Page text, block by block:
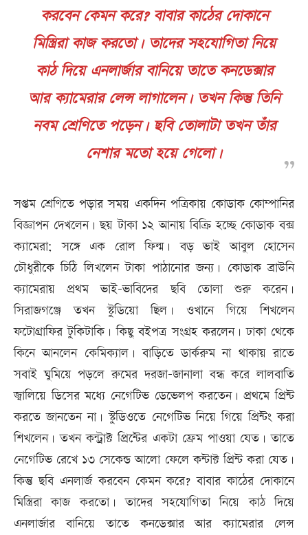
করবেন কেমন করে? বাবার কাঠের দোকানে
মিস্ত্রিরা কাজ করতো। তাদের সহযোগিতা নিয়ে
কাঠ দিয়ে এনলার্জার বানিয়ে তাতে কনডেক্সার
আর ক্যামেরার লেন্স লাগালেন। তখন কিন্তু তিনি
নবম শ্রেণিতে পড়েন। ছবি তোলাটা তখন তাঁর
নেশার মতো হয়ে গেলো।
সপ্তম শ্রেণিতে পড়ার সময় একদিন পত্রিকায় কোডাক কোম্পানির
বিজ্ঞাপন দেখলেন। ছয় টাকা ১২ আনায় বিক্রি হচ্ছে কোডাক বক্স
ক্যামেরা; সঙ্গে এক রোল ফিল্ম। বড় ভাই আবুল হোসেন
চৌধুরীকে চিঠি লিখলেন টাকা পাঠানোর জন্য। কোডাক ব্রাউনি
ক্যামেরায় প্রথম ভাই-ভাবিদের ছবি তোলা শুরু করেন।
সিরাজগঞ্জে তখন স্টুডিয়ো ছিল। ওখানে গিয়ে শিখলেন
ফটোগ্রাফির টুকিটাকি। কিছু বইপত্র সংগ্রহ করলেন। ঢাকা থেকে
কিনে আনলেন কেমিক্যাল। বাড়িতে ডার্করুম না থাকায় রাতে
সবাই ঘুমিয়ে পড়লে রুমের দরজা-জানালা বন্ধ করে লালবাতি
জ্বালিয়ে ডিসের মধ্যে নেগেটিভ ডেভেলপ করতেন। প্রথমে প্রিন্ট
করতে জানতেন না। স্টুডিওতে নেগেটিভ নিয়ে গিয়ে প্রিন্টং করা
শিখলেন। তখন কন্ট্রাক্ট প্রিন্টের একটা ফ্রেম পাওয়া যেত। তাতে
নেগেটিভ রেখে ১৩ সেকেন্ড আলো ফেলে কন্টাক্ট প্রিন্ট করা যেত।
কিন্তু ছবি এনলার্জ করবেন কেমন করে? বাবার কাঠের দোকানে
মিস্ত্রিরা কাজ করতো। তাদের সহযোগিতা নিয়ে কাঠ দিয়ে
এনলার্জার বানিয়ে তাতে কনডেক্সার আর ক্যামেরার লেন্স